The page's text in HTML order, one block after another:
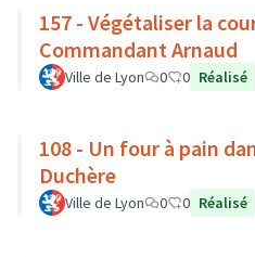
157 - Végétaliser la
Commandant Arnaud
Ville de Lyon 0 0 Réalisé
108 - Un four à pain
Duchère
Ville de Lyon 0 0 Réalisé